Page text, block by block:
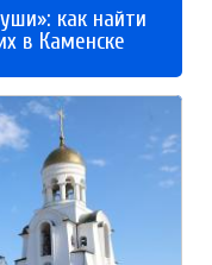
как найти
в Каменске